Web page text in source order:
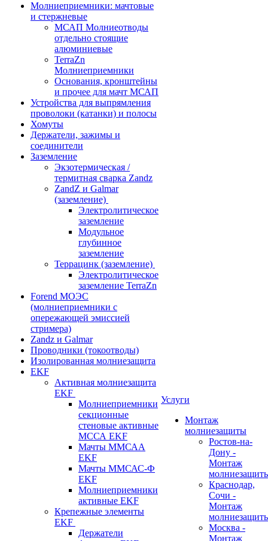
Молниеприемники: мачтовые
и стержневые
МСАП Молниеотводы
отдельно стоящие
алюминиевые
TerraZn
Молниеприемники
Основания, кронштейны
и прочее для мачт МСАП
Устройства для выпрямления
проволоки (катанки) и полосы
Хомуты
Держатели, зажимы и
соединители
Заземление
Экзотермическая /
термитная сварка Zandz
ZandZ и Galmar
(заземление)
Электролитическое
заземление
Модульное
глубинное
заземление
Террацинк (заземление)
Электролитическое
заземление TerraZn
Forend МОЭС
(молниеприемники с
опережающей эмиссией
стримера)
Zandz и Galmar
Проводники (токоотводы)
Изолированная молниезащита
EKF
Активная молниезащита
EKF
Молниеприемники
секционные
стеновые активные
МССА EKF
Мачты ММСАА
EKF
Мачты ММСАС-Ф
EKF
Молниеприемники
активные EKF
Крепежные элементы
EKF
Держатели
Услуги
Монтаж
молниезащиты
Ростов-на-
Дону -
Монтаж
Краснодар,
Сочи -
Монтаж
Москва -
Монтаж